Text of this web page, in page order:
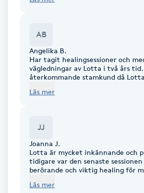
Fransrengöring
Frekvensterapi
Friskvård
Funktionsanalys
AB
Angelika B.
Har tagit healingsessioner och
vägledningar av Lotta i två års
återkommande stamkund då
med hennes intuitiva gåvor och
och varma visdom har varit ett
stöd på den egna Healingresan i
Läs mer
JJ
Joanna J.
Lotta är mycket inkännande och
tidigare var den senaste
berörande och viktig healing för
Läs mer